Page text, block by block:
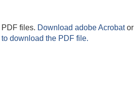
files. Download adobe Acrobator
download the PDF file.